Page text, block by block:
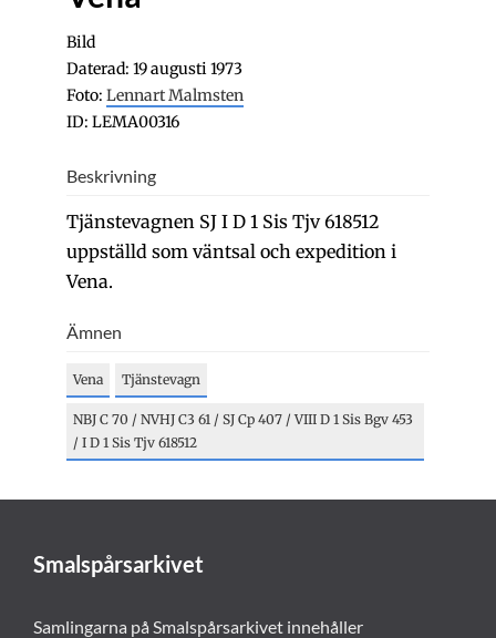
Bild
Daterad: 19 augusti 1973
Foto: Lennart Malmsten
ID: LEMA00316
Beskrivning
Tjänstevagnen SJ I D 1 Sis Tjv 618512
uppställd som väntsal och expedition i
Vena.
Ämnen
Vena Tjänstevagn
NBJ C 70 / NVHJ C3 61 / SJ Cp 407 / VIII D 1 Sis Bgv 453
/ I D 1 Sis Tjv 618512
Smalspårsarkivet
Samlingarna på Smalspårsarkivet innehåller